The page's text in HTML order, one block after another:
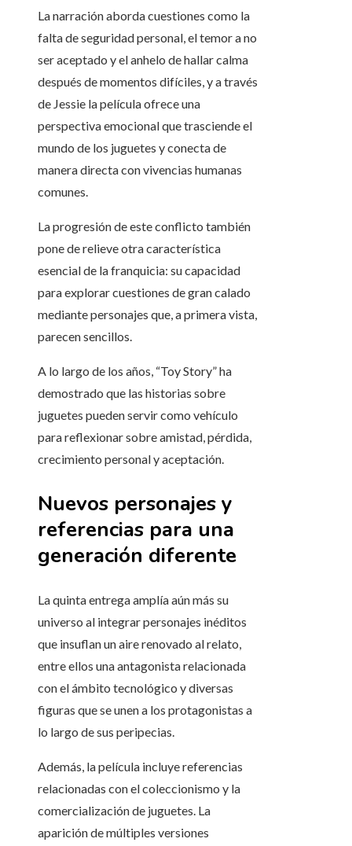
La narración aborda cuestiones como la
falta de seguridad personal, el temor a no
ser aceptado y el anhelo de hallar calma
después de momentos difíciles, y a través
de Jessie la película ofrece una
perspectiva emocional que trasciende el
mundo de los juguetes y conecta de
manera directa con vivencias humanas
comunes.
La progresión de este conflicto también
pone de relieve otra característica
esencial de la franquicia: su capacidad
para explorar cuestiones de gran calado
mediante personajes que, a primera vista,
parecen sencillos.
A lo largo de los años, “Toy Story” ha
demostrado que las historias sobre
juguetes pueden servir como vehículo
para reflexionar sobre amistad, pérdida,
crecimiento personal y aceptación.
Nuevos personajes y
referencias para una
generación diferente
La quinta entrega amplía aún más su
universo al integrar personajes inéditos
que insuflan un aire renovado al relato,
entre ellos una antagonista relacionada
con el ámbito tecnológico y diversas
figuras que se unen a los protagonistas a
lo largo de sus peripecias.
Además, la película incluye referencias
relacionadas con el coleccionismo y la
comercialización de juguetes. La
aparición de múltiples versiones